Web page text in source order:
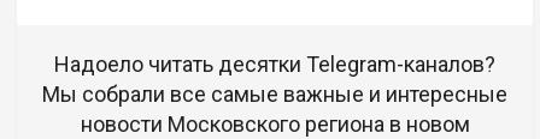
Надоело читать десятки Telegram-каналов?
Мы собрали все самые важные и интересные
новости Московского региона в новом